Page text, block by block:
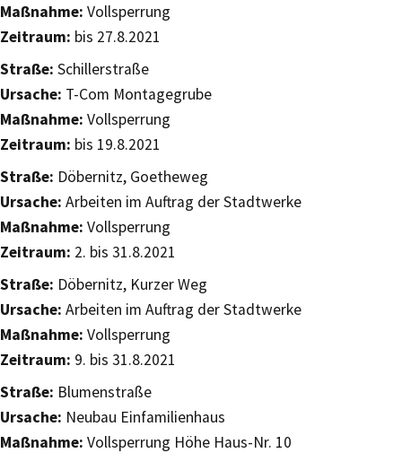
Maßnahme: Vollsperrung
Zeitraum: bis 27.8.2021
Straße: Schillerstraße
Ursache: T-Com Montagegrube
Maßnahme: Vollsperrung
Zeitraum: bis 19.8.2021
Straße: Döbernitz, Goetheweg
Ursache: Arbeiten im Auftrag der Stadtwerke
Maßnahme: Vollsperrung
Zeitraum: 2. bis 31.8.2021
Straße: Döbernitz, Kurzer Weg
Ursache: Arbeiten im Auftrag der Stadtwerke
Maßnahme: Vollsperrung
Zeitraum: 9. bis 31.8.2021
Straße: Blumenstraße
Ursache: Neubau Einfamilienhaus
Maßnahme: Vollsperrung Höhe Haus-Nr. 10